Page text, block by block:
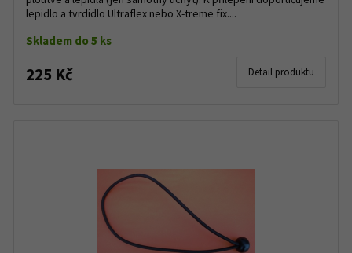
lepidlo a tvrdidlo Ultraflex nebo X-treme fix....
Skladem do 5 ks
225 Kč Detail produktu